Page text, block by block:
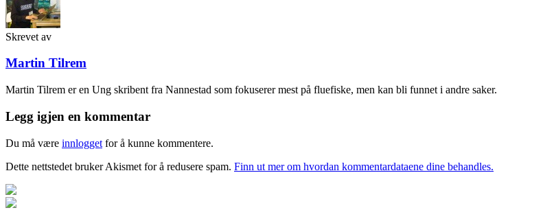
Skrevet av
Martin Tilrem
Martin Tilrem er en Ung skribent fra Nannestad som fokuserer mest på fluefiske, men kan bli funnet i andre saker.
Legg igjen en kommentar
Du må være innlogget for å kunne kommentere.
Dette nettstedet bruker Akismet for å redusere spam. Finn ut mer om hvordan kommentardataene dine behandles.